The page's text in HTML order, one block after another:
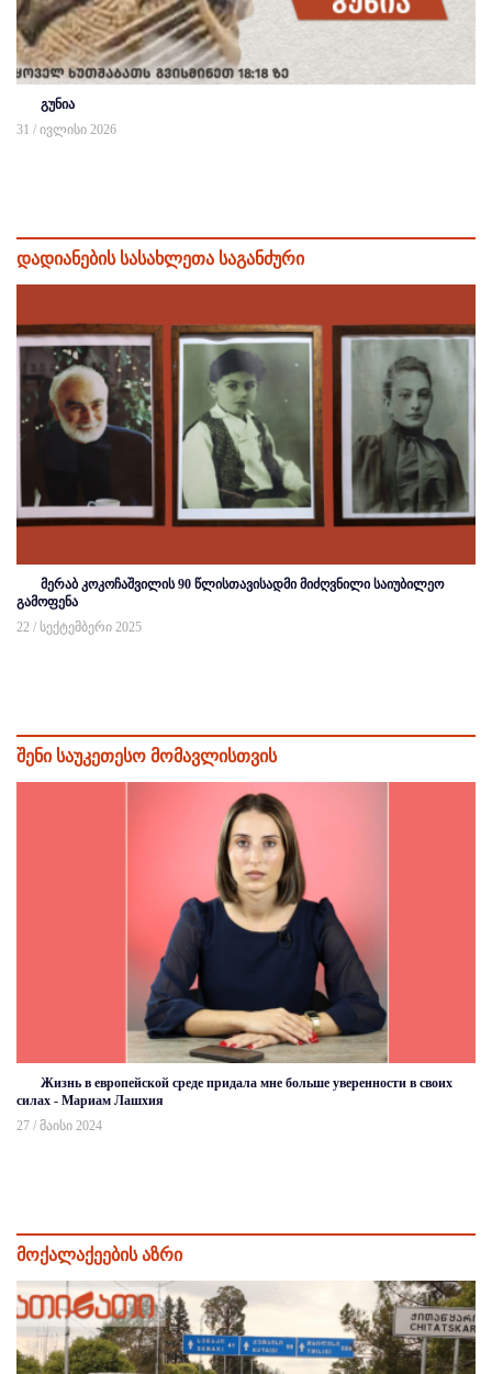
გუნია
31 / ივლისი 2026
დადიანების სასახლეთა საგანძური
მერაბ კოკოჩაშვილის 90 წლისთავისადმი მიძღვნილი საიუბილეო
გამოფენა
22 / სექტემბერი 2025
შენი საუკეთესო მომავლისთვის
Жизнь в европейской среде придала мне больше уверенности в своих
силах - Мариам Лашхия
27 / მაისი 2024
მოქალაქეების აზრი